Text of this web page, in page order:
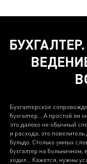
Бухгалтерское
бухгалтер… А простой ли
это далеко не обычный
и расхода, это
бульдо. Столько умных
бухгалтер на больничном,
ходил… Кажется, нужны